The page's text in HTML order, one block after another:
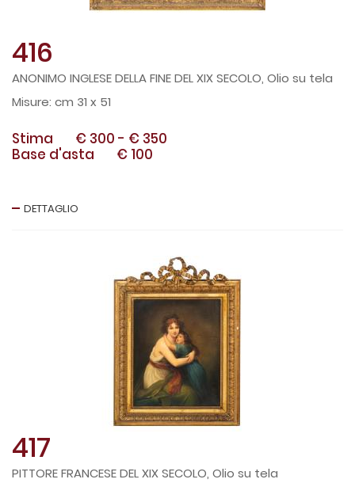
416
ANONIMO INGLESE DELLA FINE DEL XIX SECOLO, Olio su tela
cm 31 x 51
Stima € 300 - € 350
Base d'asta
€ 100
DETTAGLIO
417
PITTORE FRANCESE DEL XIX SECOLO, Olio su tela